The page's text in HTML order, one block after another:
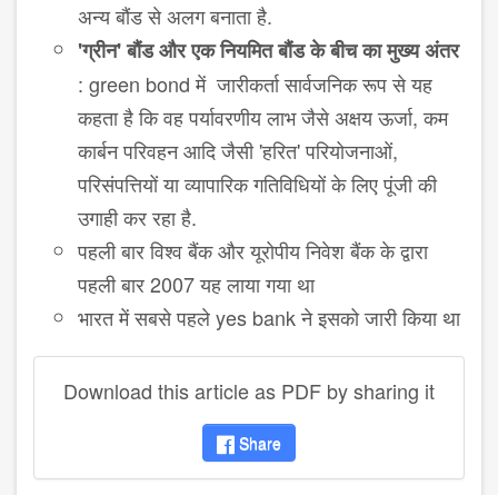
अन्य बौंड से अलग बनाता है.
'ग्रीन' बौंड और एक नियमित बौंड के बीच का मुख्य अंतर
: green bond में जारीकर्ता सार्वजनिक रूप से यह
कहता है कि वह पर्यावरणीय लाभ जैसे अक्षय ऊर्जा, कम
कार्बन परिवहन आदि जैसी 'हरित' परियोजनाओं,
परिसंपत्तियों या व्यापारिक गतिविधियों के लिए पूंजी की
उगाही कर रहा है.
पहली बार विश्व बैंक और यूरोपीय निवेश बैंक के द्वारा
पहली बार 2007 यह लाया गया था
भारत में सबसे पहले yes bank ने इसको जारी किया था
Download this article as PDF by sharing it
Share